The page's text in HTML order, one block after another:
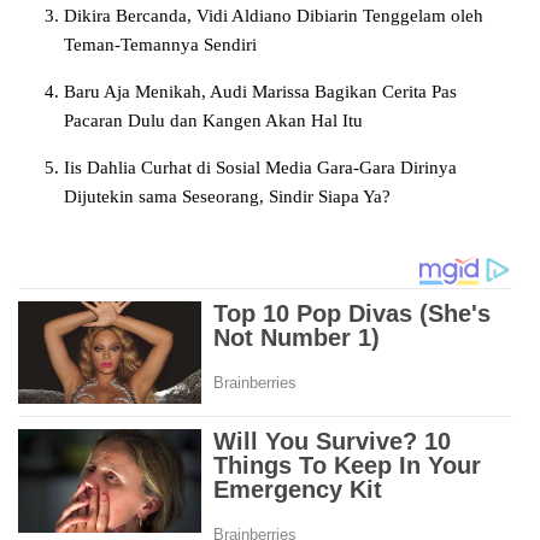
Dikira Bercanda, Vidi Aldiano Dibiarin Tenggelam oleh
Teman-Temannya Sendiri
Baru Aja Menikah, Audi Marissa Bagikan Cerita Pas
Pacaran Dulu dan Kangen Akan Hal Itu
Iis Dahlia Curhat di Sosial Media Gara-Gara Dirinya
Dijutekin sama Seseorang, Sindir Siapa Ya?